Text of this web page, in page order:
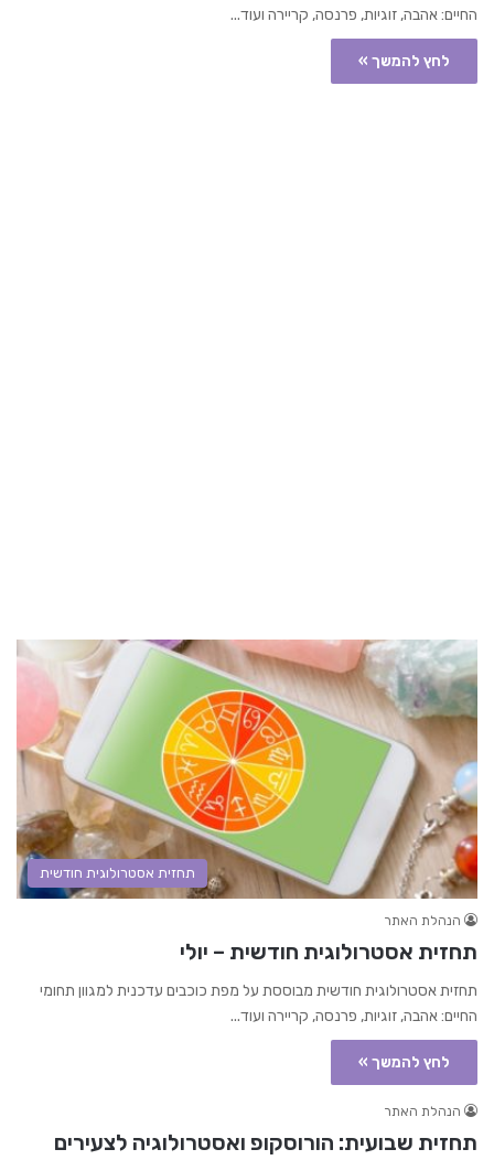
החיים: אהבה, זוגיות, פרנסה, קריירה ועוד...
לחץ להמשך »
תחזית אסטרולוגית חודשית
הנהלת האתר
תחזית אסטרולוגית חודשית – יולי
תחזית אסטרולוגית חודשית מבוססת על מפת כוכבים עדכנית למגוון תחומי
החיים: אהבה, זוגיות, פרנסה, קריירה ועוד...
לחץ להמשך »
הנהלת האתר
תחזית שבועית: הורוסקופ ואסטרולוגיה לצעירים